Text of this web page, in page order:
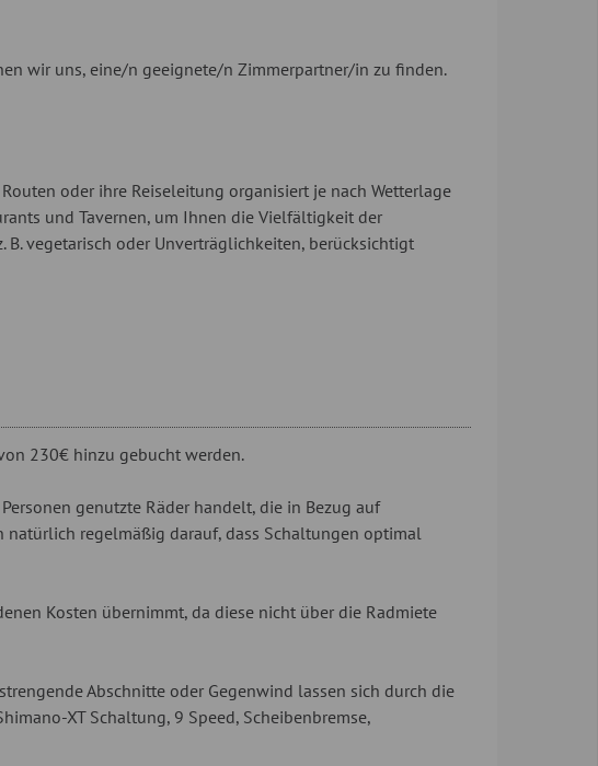
wir uns, eine/n geeignete/n Zimmerpartner/in zu finden.
oder ihre Reiseleitung organisiert je nach Wetterlage
und Tavernen, um Ihnen die Vielfältigkeit der
vegetarisch oder Unverträglichkeiten, berücksichtigt
230€ hinzu gebucht werden.
genutzte Räder handelt, die in Bezug auf
natürlich regelmäßig darauf, dass Schaltungen optimal
Kosten übernimmt, da diese nicht über die Radmiete
Abschnitte oder Gegenwind lassen sich durch die
XT Schaltung, 9 Speed, Scheibenbremse,